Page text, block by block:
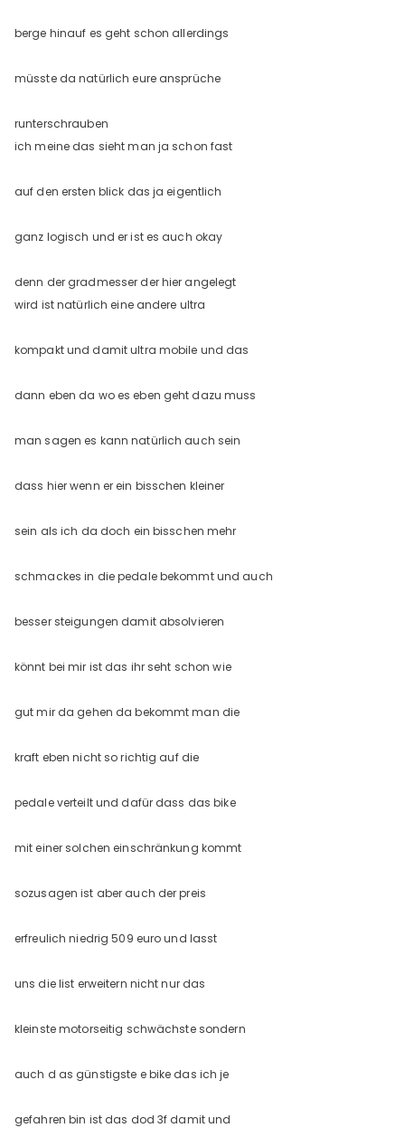
berge hinauf es geht schon allerdings
müsste da natürlich eure ansprüche
runterschrauben
ich meine das sieht man ja schon fast
auf den ersten blick das ja eigentlich
ganz logisch und er ist es auch okay
denn der gradmesser der hier angelegt
wird ist natürlich eine andere ultra
kompakt und damit ultra mobile und das
dann eben da wo es eben geht dazu muss
man sagen es kann natürlich auch sein
dass hier wenn er ein bisschen kleiner
sein als ich da doch ein bisschen mehr
schmackes in die pedale bekommt und auch
besser steigungen damit absolvieren
könnt bei mir ist das ihr seht schon wie
gut mir da gehen da bekommt man die
kraft eben nicht so richtig auf die
pedale verteilt und dafür dass das bike
mit einer solchen einschränkung kommt
sozusagen ist aber auch der preis
erfreulich niedrig 509 euro und lasst
uns die list erweitern nicht nur das
kleinste motorseitig schwächste sondern
auch d as günstigste e bike das ich je
gefahren bin ist das dod 3f damit und